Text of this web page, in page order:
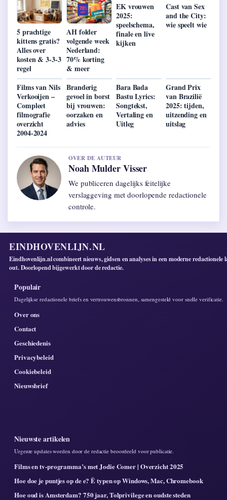
5 prachtige
kittens gratis?
Alles over
kosten & 3-3-3
regel
AH folder
volgende week
Nederland:
70% korting
& meer
EK vrouwen
2025:
speelschema,
finale en live
kijken
Cast van Sex
and the City:
wie speelt wie
Films van Nils
Verkooijen –
Compleet
filmografie
overzicht
2004-2024
Branderig
gevoel in borst
bij vrouwen:
oorzaken en
advies
Bara Bada
Bastu Lyrics:
Songtekst,
Vertaling en
Uitleg
Grand Prix
van Brazilië
2025: tijden,
uitzending en
uitslag
OVER DE AUTEUR
Noah Mulder Visser
We publiceren dagelijks feitelijke
verslaggeving met doorlopende redactionele
controle.
EINDHOVENLIJN.NL
Eindhovenlijn.nl combineert nieuws, gidsen en analyses in een moderne redactionele
out. Doorlopend bijgewerkt door de redactie.
Populair
Dagelijkse redactionele briefs en vertrouwensbronnen, samengesteld voor snelle verificatie.
Over ons
Contact
Geschiedenis
Privacybeleid
Cookiebeleid
Nieuwsbrief
Nieuwste artikelen
Urgente updates worden door de redactie beoordeeld voor publicatie.
Films en tv-programma’s met Jodie Comer | Overzicht 2025
Hoe doe je puntjes op de e? Ë typen op Windows, Mac, Chromebook
Hoe oud is Amsterdam? 750 jaar, Tolprivilege en oudste steden